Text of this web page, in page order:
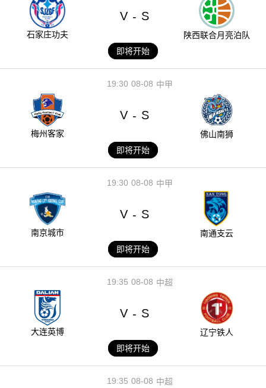
石家庄功夫
V - S
陕西联合月亮泊队
即将开始
08-08
19:30 中甲
梅州客家
V - S
佛山南狮
即将开始
08-08
19:30 中甲
南京城市
V - S
南通支云
即将开始
08-08
19:35 中超
大连英博
V - S
辽宁铁人
即将开始
08-08
19:35 中超